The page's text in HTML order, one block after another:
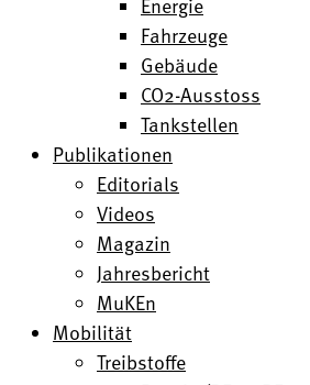
Fahrzeuge
Gebäude
CO2-Ausstoss
Tankstellen
Publikationen
Editorials
Videos
Magazin
Jahresbericht
MuKEn
Mobilität
Treibstoffe